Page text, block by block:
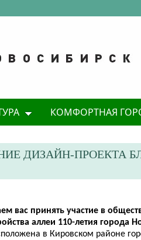
КОМФОРТНАЯ
ДИЗАЙН-ПРОЕКТА
вас принять участие в
аллеи 110-летия города
в Кировском районе